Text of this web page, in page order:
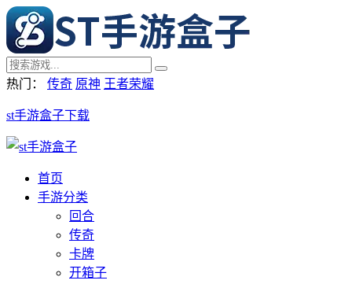
热门： 传奇 原神 王者荣耀
st手游盒子下载
首页
手游分类
回合
传奇
卡牌
开箱子